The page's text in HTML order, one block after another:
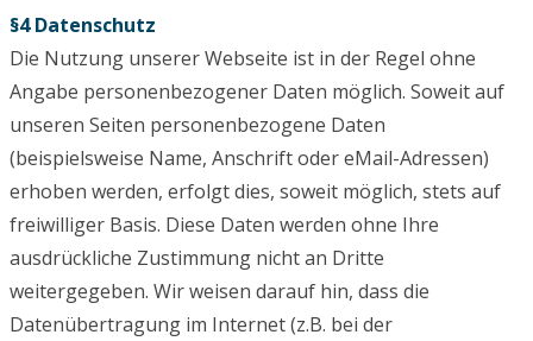
§4 Datenschutz
Die Nutzung unserer Webseite ist in der Regel ohne
Angabe personenbezogener Daten möglich. Soweit auf
unseren Seiten personenbezogene Daten
(beispielsweise Name, Anschrift oder eMail-Adressen)
erhoben werden, erfolgt dies, soweit möglich, stets auf
freiwilliger Basis. Diese Daten werden ohne Ihre
ausdrückliche Zustimmung nicht an Dritte
weitergegeben. Wir weisen darauf hin, dass die
Datenübertragung im Internet (z.B. bei der